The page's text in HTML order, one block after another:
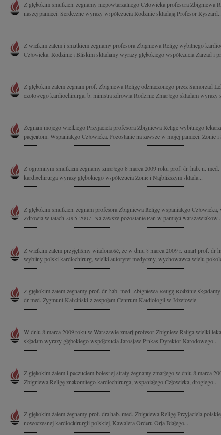
Z głębokim smutkiem żegnamy niepowtarzalnego Człowieka profesora Zbigniewa
naszej pamięci. Serdeczne wyrazy współczucia Rodzinie składają Profesor
Z wielkim żalem i smutkiem żegnamy profesora Zbigniewa Religę wybitnego
Człowieka. Rodzinie i Bliskim składamy wyrazy głębokiego współczucia Zarząd i
Z głębokim żalem żegnam prof. Zbigniewa Religę odznaczonego przez Samorząd
czołowego kardiochirurga, b. ministra zdrowia Rodzinie Zmarłego składam wyrazy
Żegnam mojego wielkiego Przyjaciela profesora Zbigniewa Religę wybitnego
pacjentom. Wspaniałego Człowieka. Pozostanie na zawsze w mojej pamięci. Żonie
Z ogromnym smutkiem żegnamy zmarłego 8 marca 2009 roku prof. dr. hab. n.
kardiochirurga wyrazy głębokiego współczucia Żonie i Najbliższym składa...
Z głębokim smutkiem żegnam profesora Zbigniewa Religę wspaniałego
Zdrowia w latach 2005-2007. Na zawsze pozostanie Pan w pamięci
Z wielkim żalem przyjęliśmy wiadomość, że w dniu 8 marca 2009 r. zmarł prof. dr
wybitny polski kardiochirurg, wielki autorytet medyczny, wychowawca wielu
Z głębokim żalem żegnamy prof. dr. hab. med. Zbigniewa Religę Rodzinie
dr med. Zygmunt Kaliciński z zespołem Centrum Kardiologii w Józefowie
W dniu 8 marca 2009 roku w Warszawie zmarł profesor Zbigniew Religa wielki
składam wyrazy głębokiego współczucia Jarosław Pinkas Dyrektor Narodowego...
Z głębokim żalem i poczuciem bolesnej straty żegnamy zmarłego w dniu 8 marca
Zbigniewa Religę znakomitego kardiochirurga, wspaniałego Człowieka, drogiego...
Z głębokim żalem żegnamy prof. dra hab. med. Zbigniewa Religę Przyjaciela
nowoczesnej kardiochirurgii polskiej, Kawalera Orderu Orła Białego...